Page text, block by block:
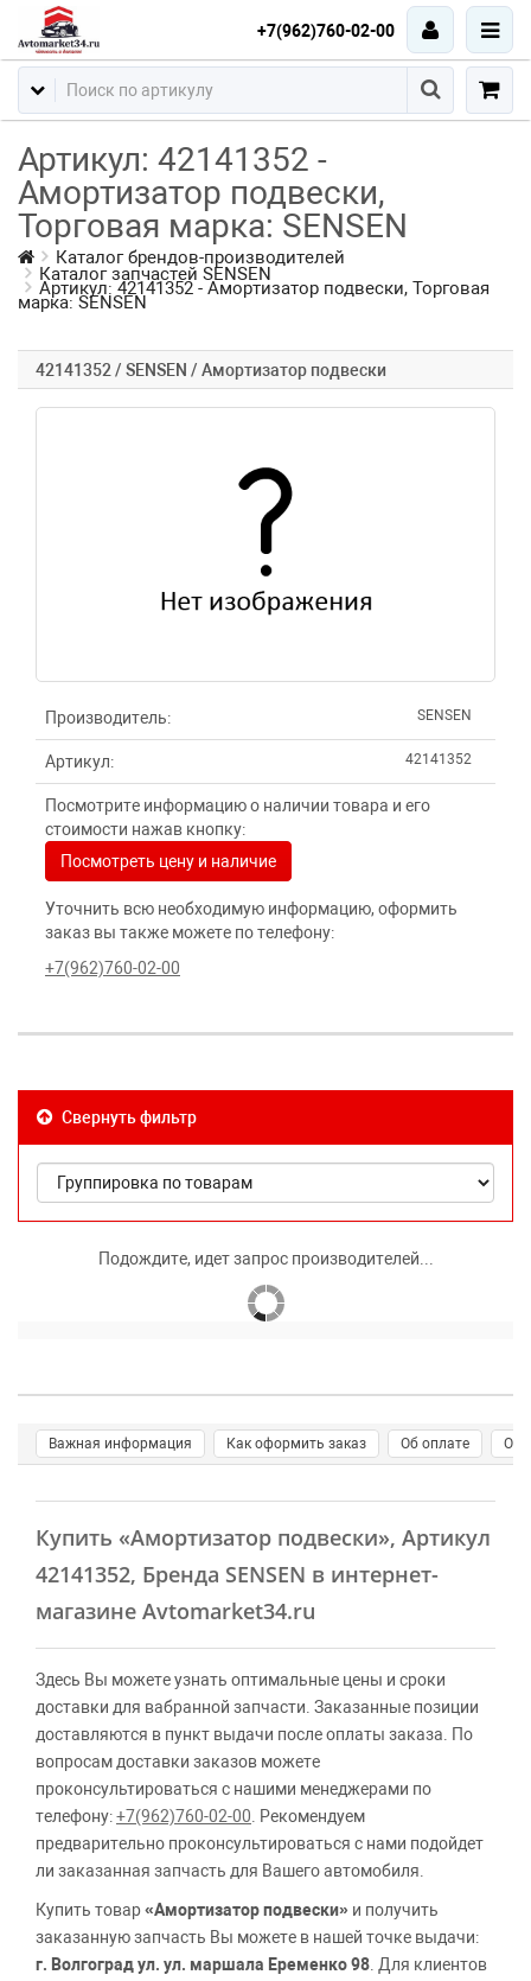
+7(962)760-02-00
Артикул: 42141352 -
Амортизатор подвески,
Торговая марка: SENSEN
Каталог брендов-производителей
Каталог запчастей SENSEN
Артикул: 42141352 - Амортизатор подвески, Торговая
марка: SENSEN
42141352 / SENSEN / Амортизатор подвески
Производитель: SENSEN
Артикул: 42141352
Посмотрите информацию о наличии товара и его
стоимости нажав кнопку:
Посмотреть цену и наличие
Уточнить всю необходимую информацию, оформить
заказ вы также можете по телефону:
+7(962)760-02-00
Свернуть фильтр
Подождите, идет запрос производителей...
Важная информация Как оформить заказ Об оплате О
Купить «Амортизатор подвески», Артикул
42141352, Бренда SENSEN в интернет-
магазине Avtomarket34.ru
Здесь Вы можете узнать оптимальные цены и сроки
доставки для вабранной запчасти. Заказанные позиции
доставляются в пункт выдачи после оплаты заказа. По
вопросам доставки заказов можете
проконсультироваться с нашими менеджерами по
телефону:+7(962)760-02-00 . Рекомендуем
предварительно проконсультироваться с нами подойдет
ли заказанная запчасть для Вашего автомобиля.
Купить товар«Амортизатор подвески» и получить
заказанную запчасть Вы можете в нашей точке выдачи:
г. Волгоград ул. ул. маршала Еременко 98 . Для клиентов